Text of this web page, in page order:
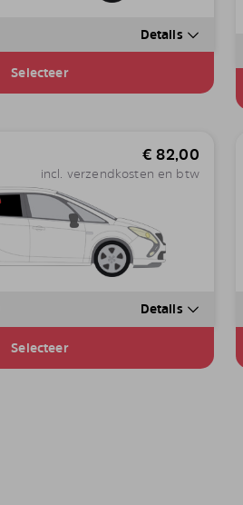
Details
Selecteer
€ 82,00
incl. verzendkosten en btw
Details
Selecteer